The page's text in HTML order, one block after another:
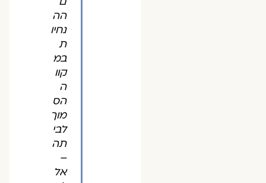
הה
נחיו
ת
במ
קוו
ה
הס
מוך
לבי
תה
–
אל